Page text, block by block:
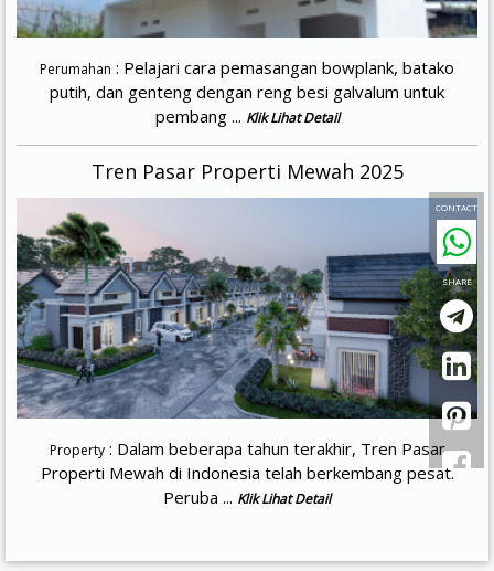
CONTACT
SHARE
Perumahan : Pelajari cara pemasangan bowplank, batako
putih, dan genteng dengan reng besi galvalum untuk
pembang ... Klik Lihat Detail
Tren Pasar Properti Mewah 2025
Property: Dalam beberapa tahun terakhir, Tren Pasar
Properti Mewah di Indonesia telah berkembang pesat.
Peruba ... Klik Lihat Detail